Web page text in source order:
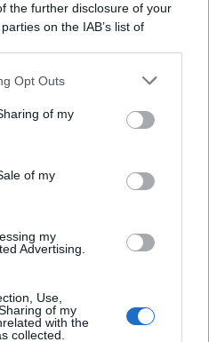
the further disclosure of your
on the IAB’s list of
by us to third parties
uses one or more Google
information including but
behaviour. You may click to
and its third-party tags to
Opt Outs
of my
of my
my
Advertising.
Use,
of my
with the
collected.
celebri